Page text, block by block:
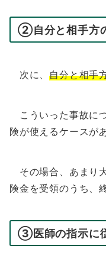
②自分と相手方
次に、自分と相手
こういった事故に
険が使えるケースが
その場合、あまり
険金を受領のうち、
③医師の指示に